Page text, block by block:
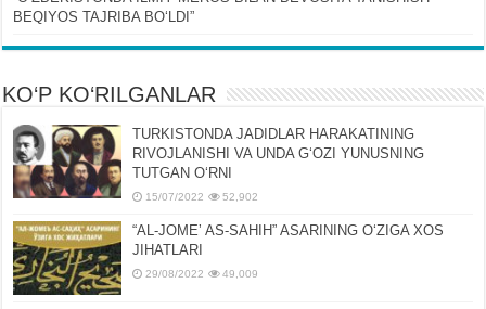
BEQIYOS TAJRIBA BOʻLDI”
KO‘P KO‘RILGANLAR
TURKISTONDA JADIDLAR HARAKATINING
RIVOJLANISHI VA UNDA GʻOZI YUNUSNING
TUTGAN OʻRNI
15/07/2022 52,902
“AL-JOMEʼ AS-SAHIH” ASARINING OʻZIGA XOS
JIHATLARI
29/08/2022 49,009